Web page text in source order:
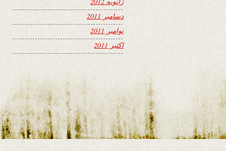
دسامبر 2011
نوامبر 2011
اکتبر 2011